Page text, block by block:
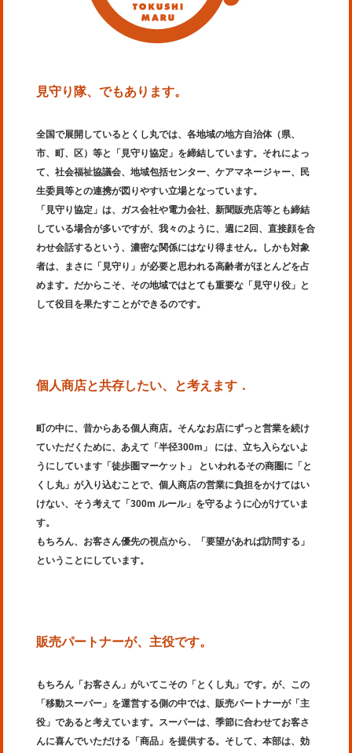
見守り隊、でもあります。
全国で展開しているとくし丸では、各地域の地方自治体（県、
市、町、区）等と「見守り協定」を締結しています。それによっ
て、社会福祉協議会、地域包括センター、ケアマネージャー、民
生委員等との連携が図りやすい立場となっています。
「見守り協定」は、ガス会社や電力会社、新聞販売店等とも締結
している場合が多いですが、我々のように、週に2回、直接顔を合
わせ会話するという、濃密な関係にはなり得ません。しかも対象
者は、まさに「見守り」が必要と思われる高齢者がほとんどを占
めます。だからこそ、その地域ではとても重要な「見守り役」と
して役目を果たすことができるのです。
個人商店と共存したい、と考えます．
町の中に、昔からある個人商店。そんなお店にずっと営業を続け
ていただくために、あえて「半径300m」 には、立ち入らないよ
うにしています「徒歩圏マーケット」 といわれるその商圏に「と
くし丸」が入り込むことで、個人商店の営業に負担をかけてはい
けない、そう考えて「300m ルール」を守るように心がけていま
す。
もちろん、お客さん優先の視点から、「要望があれば訪問する」
ということにしています。
販売パートナーが、主役です。
もちろん「お客さん」がいてこその「とくし丸」です。が、この
「移動スーパー」を運営する側の中では、販売パートナーが「主
役」であると考えています。スーパーは、季節に合わせてお客さ
んに喜んでいただける「商品」を提供する。そして、本部は、効